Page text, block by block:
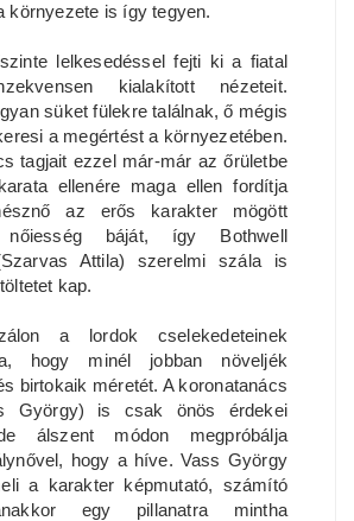
környezete is így tegyen.
lelkesedéssel fejti ki a fiatal
kialakított nézeteit.
süket fülekre találnak, ő mégis
a megértést a környezetében.
tagjait ezzel már-már az őrületbe
ellenére maga ellen fordítja
az erős karakter mögött
báját, így Bothwell
Attila) szerelmi szála is
kap.
a lordok cselekedeteinek
hogy minél jobban növeljék
birtokaik méretét. A koronatanács
György) is csak önös érdekei
álszent módon megpróbálja
hogy a híve. Vass György
a karakter képmutató, számító
egy pillanatra mintha